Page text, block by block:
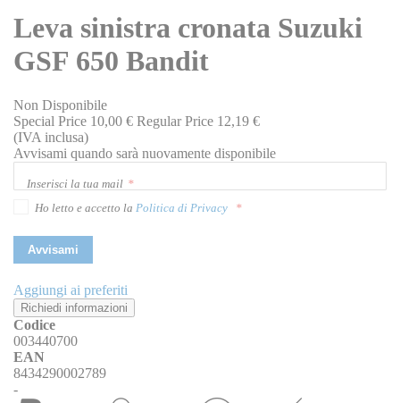
della
galleria
immagini
Leva sinistra cronata Suzuki
GSF 650 Bandit
Non Disponibile
Special Price 10,00 € Regular Price 12,19 €
(IVA inclusa)
Avvisami quando sarà nuovamente disponibile
Inserisci la tua mail
Ho letto e accetto la Politica di Privacy
Avvisami
Aggiungi ai preferiti
Richiedi informazioni
Codice
003440700
EAN
8434290002789
-